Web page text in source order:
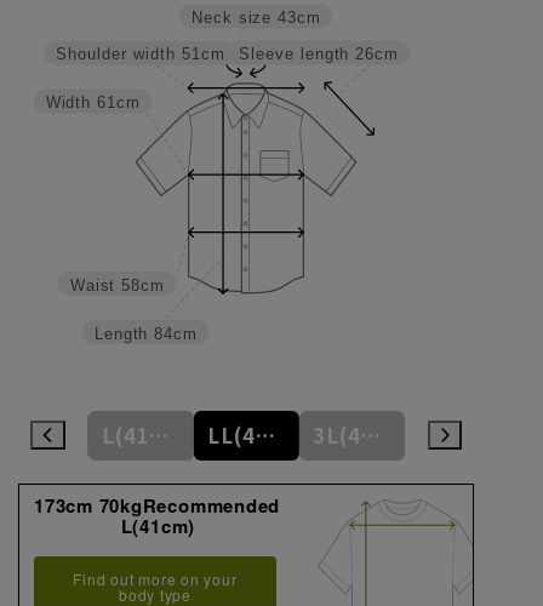
Sleeve length 26cm
Neck size 43cm
Length 84cm
Waist 58cm
Width 61cm
Shoulder width 51cm
M(39cm) L(41cm) LL(43cm) 3L(45cm)
173cm 70kgRecommended
L(41cm)
Find out more on your
body type